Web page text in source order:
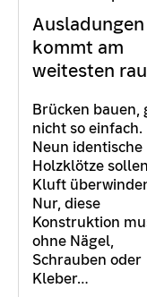
kommt am
weitesten
Brücken bauen,
nicht so einfach.
Neun identische
Holzklötze
Kluft
Nur, diese
Konstruktion
ohne Nägel,
Schrauben oder
Kleber…